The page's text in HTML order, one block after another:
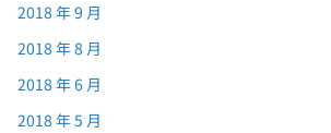
2018 年 9 月
2018 年 8 月
2018 年 6 月
2018 年 5 月